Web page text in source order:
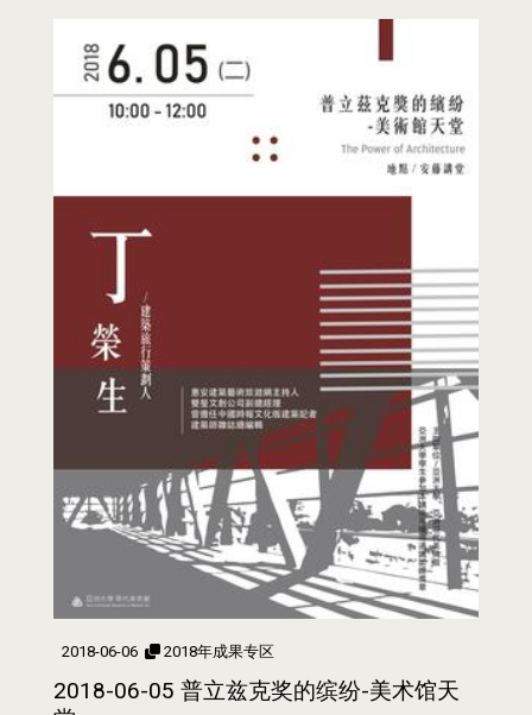
2018-06-06 2018年成果专区
2018-06-05 普立兹克奖的缤纷-美术馆天